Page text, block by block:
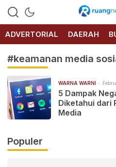
NEWS
ADVERTORIAL
DAERAH
#keamanan media
WARNA WARNI
5 Dampak
Diketahui dari
Media
Populer